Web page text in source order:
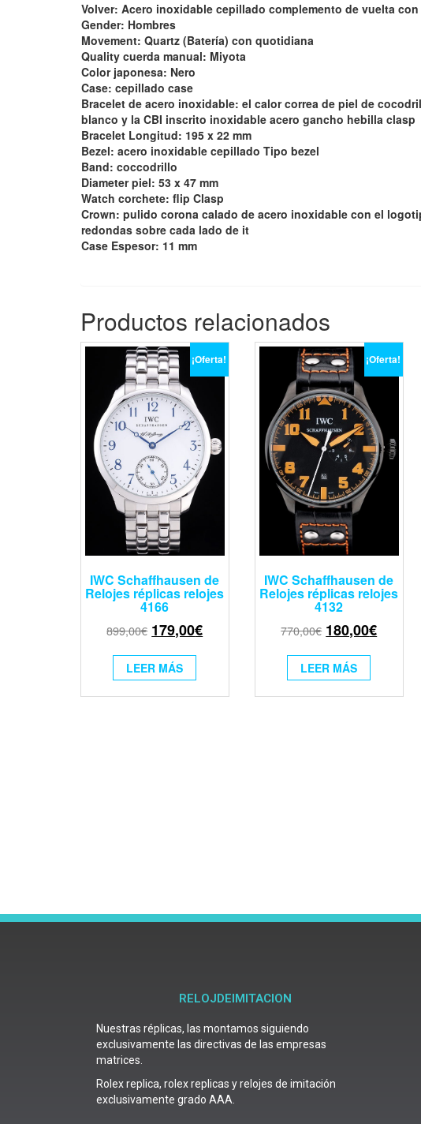
Volver: Acero inoxidable cepillado complemento de vuelta
Gender: Hombres
Movement: Quartz (Batería) con quotidiana
Quality cuerda manual: Miyota
Color japonesa: Nero
Case: cepillado case
Bracelet de acero inoxidable: el calor correa de piel de
blanco y la CBI inscrito inoxidable acero gancho hebilla clasp
Bracelet Longitud: 195 x 22 mm
Bezel: acero inoxidable cepillado Tipo bezel
Band: coccodrillo
Diameter piel: 53 x 47 mm
Watch corchete: flip Clasp
Crown: pulido corona calado de acero inoxidable con el
redondas sobre cada lado de it
Case Espesor: 11 mm
Productos relacionados
¡Oferta!
IWC Schaffhausen de
Relojes réplicas relojes
4166
899,00€ 179,00€
LEER MÁS
¡Oferta!
IWC Schaffhausen de
Relojes réplicas relojes
4132
770,00€ 180,00€
LEER MÁS
RELOJDEIMITACION
Nuestras réplicas, las montamos siguiendo
exclusivamente las directivas de las empresas
matrices.
Rolex replica, rolex replicas y relojes de imitación
exclusivamente grado AAA.